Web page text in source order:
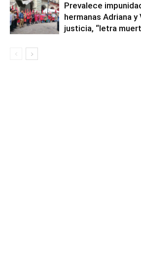
Prevalece
hermanas Adriana y
justicia, “letra